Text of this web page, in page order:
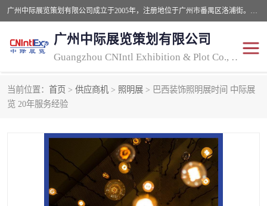
广州中际展览策划有限公司成立于2005年，注册地位于广州市番禺区洛浦街。经营范围包括会议及展览服务，大型活动组织策划服务，展台设计服务，广告业等；主要从事国外广告、标识、印花、LED、照明、光电、灯光、音响、视听、电子展览会等，展位预定-展品运输-签证-行程安排-补贴一站式服务。
广州中际展览策划有限公司
Guangzhou CNIntl Exhibition & Plot Co., Ltd.
当前位置： 首页 > 供应商机 > 照明展 > 巴西装饰照明展时间 中际展
览 20年服务经验
2025年国外照明展
照明展 展品运输
视听-灯光音响展
2025年国外广告标识展 2025年国内中国香港照明